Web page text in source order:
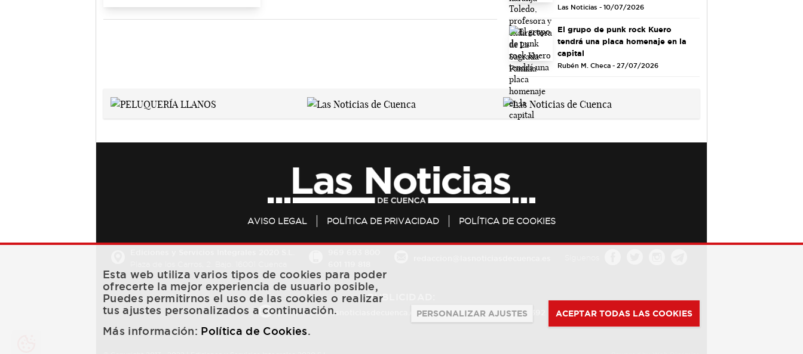
Las Noticias - 10/07/2026
El grupo de punk rock Kuero
tendrá una placa homenaje en la
capital
Rubén M. Checa - 27/07/2026
AVISO LEGAL POLÍTICA DE PRIVACIDAD POLÍTICA DE COOKIES
PUBLICIDAD:
publicidad@lasnoticiasdecuenca.es 684 126 573 / 670 726 392
Esta web utiliza varios tipos de cookies para poder
ofrecerte la mejor experiencia de usuario posible,
Puedes permitirnos el uso de las cookies o realizar
tus ajustes personalizados a continuación.
Más información: Política de Cookies.
PERSONALIZAR AJUSTES ACEPTAR TODAS LAS COOKIES